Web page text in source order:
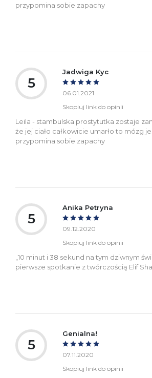
przypomina sobie zapachy
5
Jadwiga Kyc
06.01.2021
Skopiuj link do opinii
Leila - stambulska prostytutka zostaje
że jej ciało całkowicie umarło to mózg
przypomina sobie zapachy
5
Anika Petryna
09.12.2020
Skopiuj link do opinii
„10 minut i 38 sekund na tym dziwnym
pierwsze spotkanie z twórczością Elif
5
Genialna!
07.11.2020
Skopiuj link do opinii